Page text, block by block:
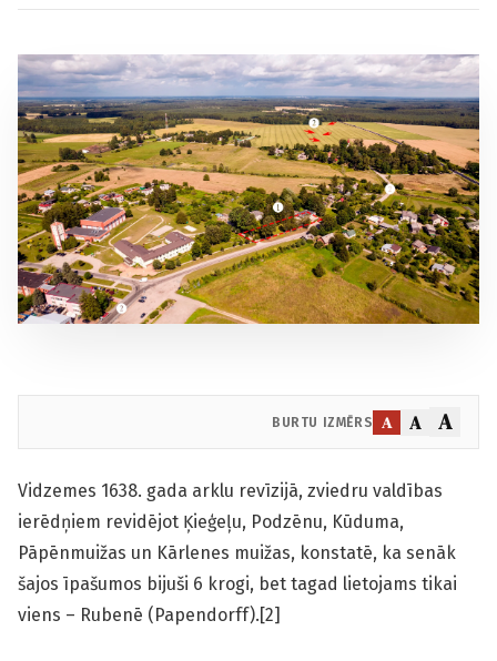
BURTU IZMĒRS A A A
Vidzemes 1638. gada arklu revīzijā, zviedru valdības
ierēdņiem revidējot Ķieģeļu, Podzēnu, Kūduma,
Pāpēnmuižas un Kārlenes muižas, konstatē, ka senāk
šajos īpašumos bijuši 6 krogi, bet tagad lietojams tikai
viens – Rubenē (Papendorff).[2]